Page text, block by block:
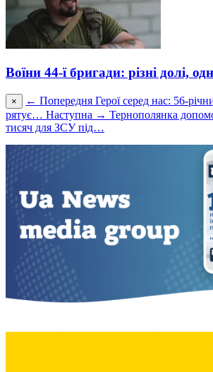
Воїни 44-ї бригади: різні долі,
× ← Попередня Герої серед нас: 56-
рятує… Наступна → Тернополянка
тисяч для ЗСУ під…